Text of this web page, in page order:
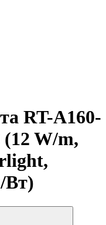
RT-A160-
(12 W/m,
Вт)